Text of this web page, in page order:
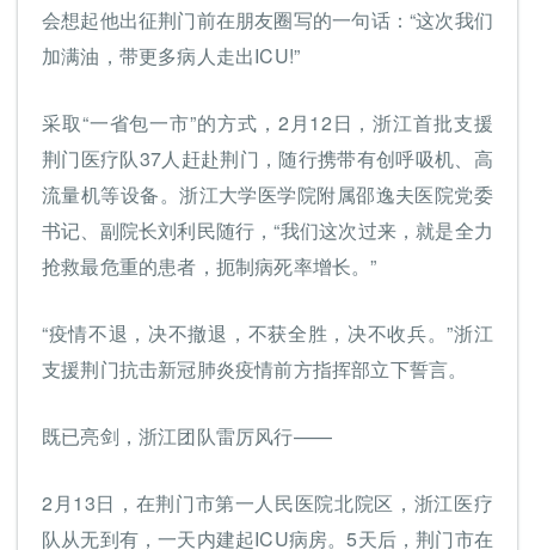
会想起他出征荆门前在朋友圈写的一句话：“这次我们
加满油，带更多病人走出ICU!”
采取“一省包一市”的方式，2月12日，浙江首批支援
荆门医疗队37人赶赴荆门，随行携带有创呼吸机、高
流量机等设备。浙江大学医学院附属邵逸夫医院党委
书记、副院长刘利民随行，“我们这次过来，就是全力
抢救最危重的患者，扼制病死率增长。”
“疫情不退，决不撤退，不获全胜，决不收兵。”浙江
支援荆门抗击新冠肺炎疫情前方指挥部立下誓言。
既已亮剑，浙江团队雷厉风行——
2月13日，在荆门市第一人民医院北院区，浙江医疗
队从无到有，一天内建起ICU病房。5天后，荆门市在